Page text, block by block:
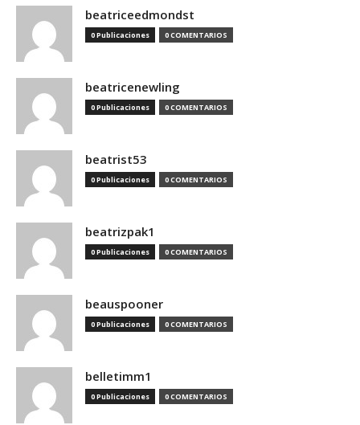
beatriceedmondst
0 Publicaciones 0 COMENTARIOS
beatricenewling
0 Publicaciones 0 COMENTARIOS
beatrist53
0 Publicaciones 0 COMENTARIOS
beatrizpak1
0 Publicaciones 0 COMENTARIOS
beauspooner
0 Publicaciones 0 COMENTARIOS
belletimm1
0 Publicaciones 0 COMENTARIOS